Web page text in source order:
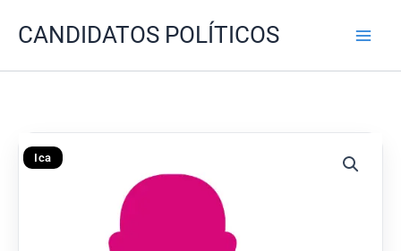
CANDIDATOS POLÍTICOS
Ica